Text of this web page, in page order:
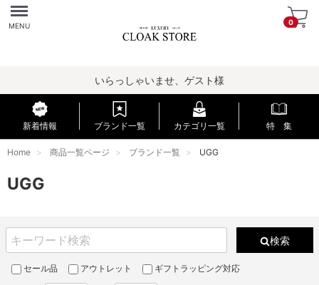
Menu
MENU 0
いらっしゃいませ、ゲスト様
新着情報 ブランド一覧 カテゴリ一覧 特 集
Home 商品一覧ページ ブランド一覧 UGG
UGG
検索
セール品 アウトレット ギフトラッピング対応